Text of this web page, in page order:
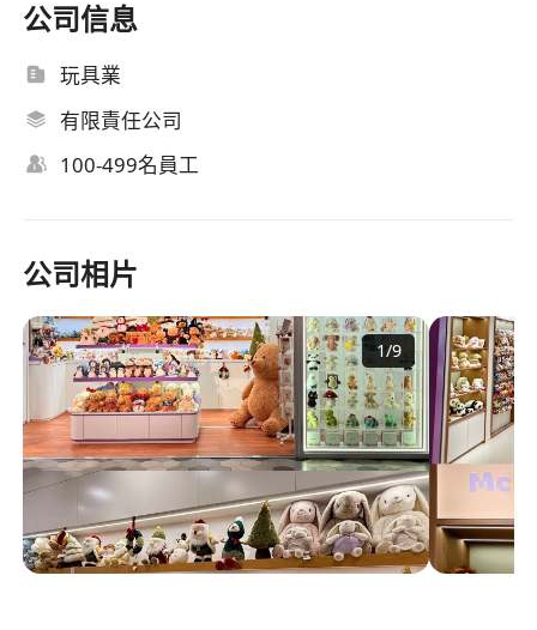
公司信息
玩具業
有限責任公司
100-499名員工
公司相片
1/9